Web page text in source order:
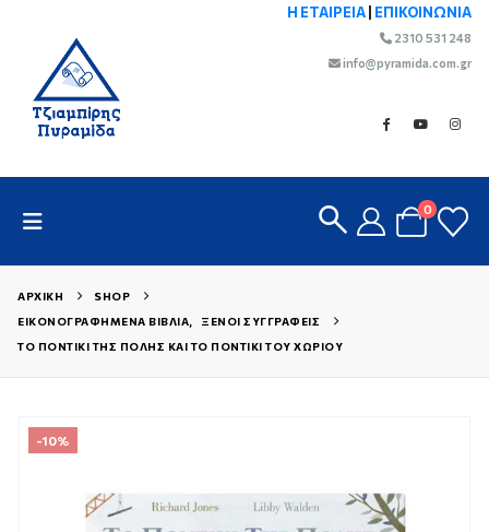
Η ΕΤΑΙΡΕΙΑ ΕΠΙΚΟΙΝΩΝΙΑ
2310 531 248
info@pyramida.com.gr
0
ΑΡΧΙΚΉ
SHOP
ΕΙΚΟΝΟΓΡΑΦΗΜΈΝΑ ΒΙΒΛΊΑ,
ΞΈΝΟΙ ΣΥΓΓΡΑΦΕΊΣ
ΤΟ ΠΟΝΤΊΚΙ ΤΗΣ ΠΌΛΗΣ ΚΑΙ ΤΟ ΠΟΝΤΊΚΙ ΤΟΥ ΧΩΡΙΟΎ
-10%